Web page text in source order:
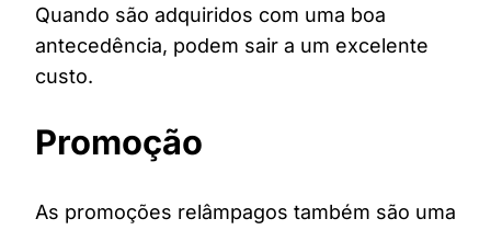
Quando são adquiridos com uma boa
antecedência, podem sair a um excelente
custo.
Promoção
As promoções relâmpagos também são uma